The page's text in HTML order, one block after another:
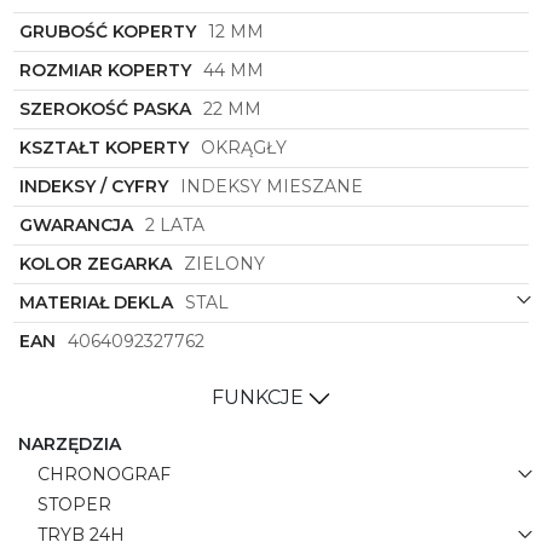
każdą stylizację.
Jeśli poszukujesz zegarka, który wyróżni Cię z
tłumu i dodadzą pewności siebie,
Fossil FS6100jest idealnym wyborem. Dzięki
połączeniu fashionowych elementów z wysoką
jakością wykonania, ten model zapewni Ci nie tylko
precyzję pomiaru czasu, ale także niepowtarzalny
styl, który będzie Twoim wizytówką w każdej
sytuacji. Nie czekaj dłużej i dodaj ten wyjątkowy
zegarek do swojej kolekcji już dziś.
GRUBOŚĆ KOPERTY 12 MM
ROZMIAR KOPERTY 44 MM
SZEROKOŚĆ PASKA 22 MM
KSZTAŁT KOPERTY OKRĄGŁY
INDEKSY / CYFRY
INDEKSY MIESZANE
GWARANCJA 2 LATA
KOLOR ZEGARKA ZIELONY
MATERIAŁ DEKLA STAL
EAN
4064092327762
FUNKCJE
NARZĘDZIA
CHRONOGRAF
STOPER
TRYB 24H